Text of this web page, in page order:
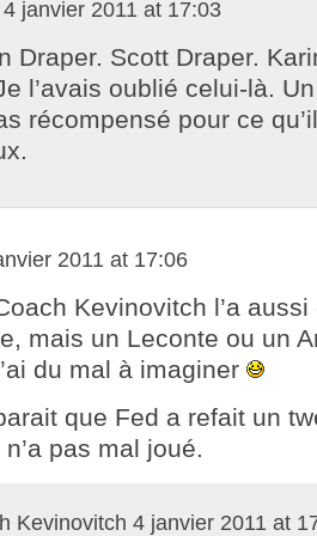
4 janvier 2011 at 17:03
Draper. Scott Draper.
l’avais oublié celui-là.
récompensé pour ce
2011 at 17:06
Kevinovitch l’a
mais un Leconte ou un
du mal à imaginer
que Fed a refait un
pas mal joué.
Kevinovitch 4 janvier 2011 at